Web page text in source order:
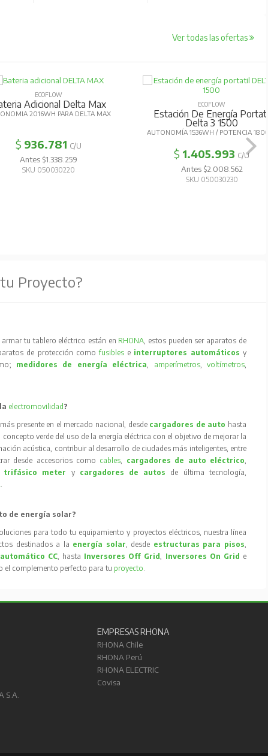
Ver todas las ofertas
ECOFLOW
Adicional Delta Max
2016WH PARA DELTA MAX
$ 936.781 C/U
Antes $1.338.259
SKU 050030220
ECOFLOW
Estación De Energía
Delta 3 1500
AUTONOMÍA 1536WH / POTENCIA
$ 1.405.993 C/U
Antes $2.008.562
SKU 050030230
Proyecto?
tu tablero eléctrico están en RHONA, estos pueden ser aparatos de
de protección comofusibles e interruptores automáticos y
medidores de energía eléctrica, amperímetros, voltímetros,
electromovilidad ?
presente en el mercado nacional, desde cargadores de auto hasta
verde del uso de la energía eléctrica con el objetivo de mejorar la
acústica, contribuir al desarrollo de ciudades más inteligentes, entre
desde accesorios como cables, cargadores de auto eléctrico,
trifásico meter y cargadores de autos
de última tecnología,
.
de energía solar?
para todo tu equipamiento y proyectos eléctricos, nuestra línea
destinados a la energía solar, desde estructuras para pisos,
CC, hasta Inversores Off Grid, Inversores On Grid e
el complemento perfecto para tu proyecto.
S.A.
EMPRESAS RHONA
RHONA Chile
RHONA Perú
RHONA ELECTRIC
Covisa